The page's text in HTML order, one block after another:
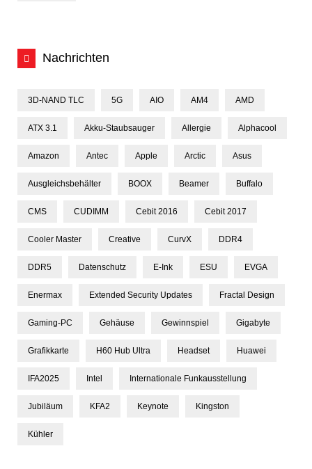
Nachrichten
3D-NAND TLC 5G AIO AM4 AMD
ATX 3.1 Akku-Staubsauger Allergie Alphacool
Amazon Antec Apple Arctic Asus
Ausgleichsbehälter BOOX Beamer Buffalo
CMS CUDIMM Cebit 2016 Cebit 2017
Cooler Master Creative CurvX DDR4
DDR5 Datenschutz E-Ink ESU EVGA
Enermax Extended Security Updates Fractal Design
Gaming-PC Gehäuse Gewinnspiel Gigabyte
Grafikkarte H60 Hub Ultra Headset Huawei
IFA2025 Intel Internationale Funkausstellung
Jubiläum KFA2 Keynote Kingston
Kühler